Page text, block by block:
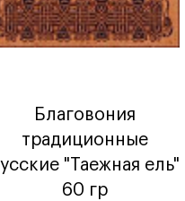
Благовония
традиционные
"Таежная ель"
60 гр